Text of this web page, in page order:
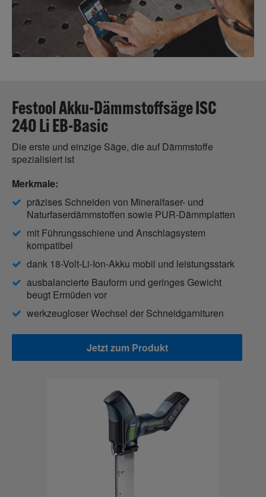
Festool Akku-Dämmstoffsäge ISC
240 Li EB-Basic
Die erste und einzige Säge, die auf Dämmstoffe
spezialisiert ist
Merkmale:
präzises Schneiden von Mineralfaser- und
Naturfaserdämmstoffen sowie PUR-Dämmplatten
mit Führungsschiene und Anschlagsystem
kompatibel
dank 18-Volt-Li-Ion-Akku mobil und leistungsstark
ausbalancierte Bauform und geringes Gewicht
beugt Ermüden vor
werkzeugloser Wechsel der Schneidgarnituren
Jetzt zum Produkt